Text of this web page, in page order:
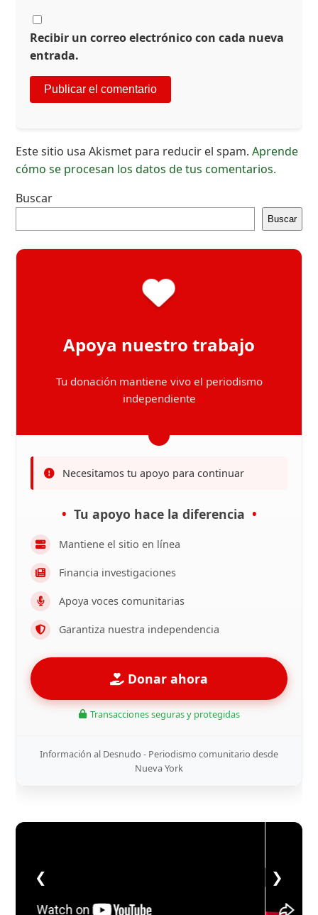
Recibir un correo electrónico con cada nueva
entrada.
Este sitio usa Akismet para reducir el spam.Aprende
cómo se procesan los datos de tus comentarios.
Buscar
Buscar
Apoya nuestro trabajo
Tu donación mantiene vivo el periodismo
independiente
Necesitamos tu apoyo para continuar
Tu apoyo hace la diferencia
Mantiene el sitio en línea
Financia investigaciones
Apoya voces comunitarias
Garantiza nuestra independencia
Donar ahora
Transacciones seguras y protegidas
Información al Desnudo - Periodismo comunitario desde
Nueva York
❮ ❯